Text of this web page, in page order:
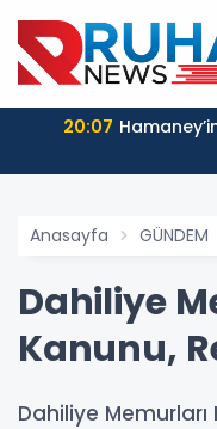
20:07
Anasayfa GÜNDEM
Dahiliye
Kanunu,
Dahiliye